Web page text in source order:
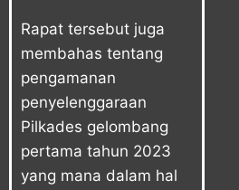
Rapat tersebut juga
membahas tentang
pengamanan
penyelenggaraan
Pilkades gelombang
pertama tahun 2023
yang mana dalam hal